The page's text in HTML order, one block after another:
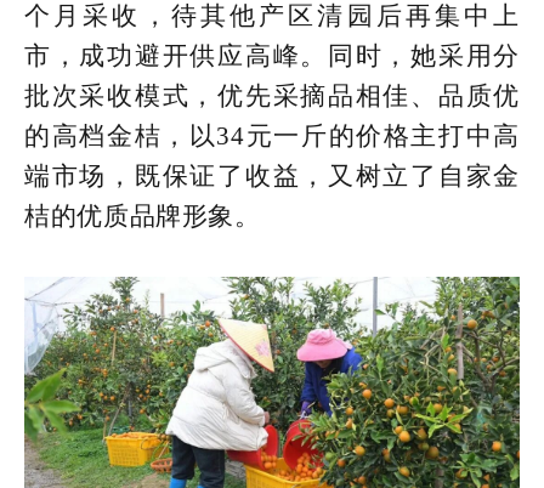
个月采收，待其他产区清园后再集中上
市，成功避开供应高峰。同时，她采用分
批次采收模式，优先采摘品相佳、品质优
的高档金桔，以34元一斤的价格主打中高
端市场，既保证了收益，又树立了自家金
桔的优质品牌形象。